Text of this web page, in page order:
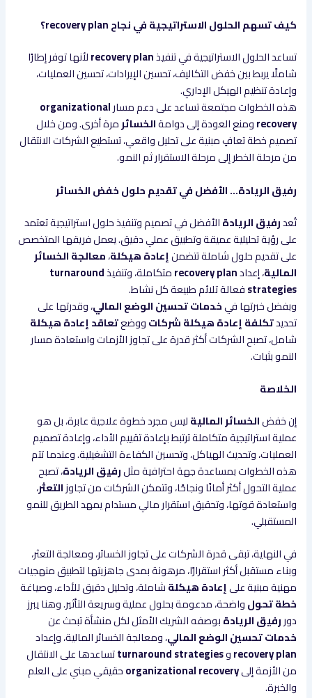
كيف تسهم الحلول الاستراتيجية في نجاح recovery plan؟
تساعد الحلول الاستراتيجية في تنفيذrecovery planلأنها توفر إطارًا
شاملًا يربط بين خفض التكاليف، تحسين الإيرادات، تحسين العمليات،
وإعادة تنظيم الهيكل الإداري.
هذه الخطوات مجتمعة تساعد على دعم مسارorganizational
recoveryومنع العودة إلى دوامةالخسائرمرة أخرى. ومن خلال
تصميم خطة تعافٍ مبنية على تحليل واقعي، تستطيع الشركات الانتقال
من مرحلة الخطر إلى مرحلة الاستقرار ثم النمو.
رفيق الريادة… الأفضل في تقديم حلول خفض الخسائر
تُعدرفيق الريادةالأفضل في تصميم وتنفيذ حلول استراتيجية تعتمد
على رؤية تحليلية عميقة وتطبيق عملي دقيق. يعمل فريقها المتخصص
على تقديم حلول شاملة تتضمنإعادة هيكلة،معالجة الخسائر
المالية، إعدادrecovery planمتكاملة، وتنفيذturnaround
strategiesفعالة تلائم طبيعة كل نشاط.
وبفضل خبرتها فيخدمات تحسين الوضع المالي، وقدرتها على
تحديدتكلفة إعادة هيكلة شركاتووضعتعاقد إعادة هيكلة
شامل، تصبح الشركات أكثر قدرة على تجاوز الأزمات واستعادة مسار
النمو بثبات.
الخلاصة
إن خفضالخسائر الماليةليس مجرد خطوة علاجية عابرة، بل هو
عملية استراتيجية متكاملة ترتبط بإعادة تقييم الأداء، وإعادة تصميم
العمليات، وتحديث الهياكل، وتحسين الكفاءة التشغيلية. وعندما تتم
هذه الخطوات بمساعدة جهة احترافية مثلرفيق الريادة، تصبح
عملية التحول أكثر أمانًا ونجاحًا، وتتمكن الشركات من تجاوزالتعثر،
واستعادة قوتها، وتحقيق استقرار مالي مستدام يمهد الطريق للنمو
المستقبلي.
في النهاية، تبقى قدرة الشركات على تجاوز الخسائر، ومعالجة التعثر،
وبناء مستقبل أكثر استقرارًا، مرهونة بمدى جاهزيتها لتطبيق منهجيات
مهنية مبنية علىإعادة هيكلةشاملة، وتحليل دقيق للأداء، وصياغة
خطة تحولواضحة، مدعومة بحلول عملية وسريعة التأثير. وهنا يبرز
دوررفيق الريادةبوصفه الشريك الأمثل لكل منشأة تبحث عن
خدمات تحسين الوضع المالي، ومعالجة الخسائر المالية، وإعداد
recovery planوturnaround strategiesتساعدها على الانتقال
من الأزمة إلىorganizational recoveryحقيقي مبني على العلم
والخبرة.